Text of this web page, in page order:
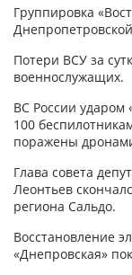
Группировка
Потери ВСУ за
военнослужащих.
ВС России ударом
100
поражены
Глава совета
Леонтьев
региона Сальдо.
Восстановление
«Днепровская»